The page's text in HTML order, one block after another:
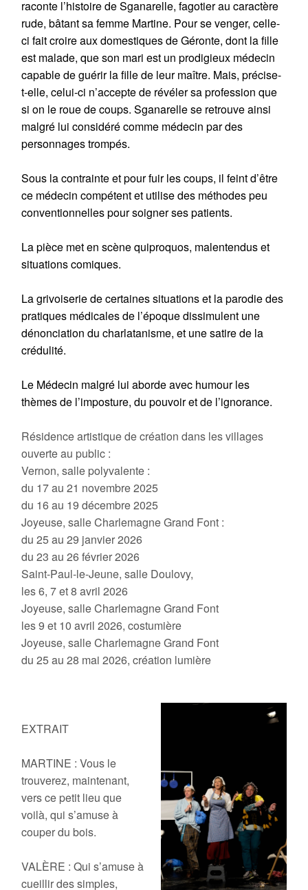
raconte l’histoire de Sganarelle, fagotier au caractère
rude, bâtant sa femme Martine. Pour se venger, celle-
ci fait croire aux domestiques de Géronte, dont la fille
est malade, que son mari est un prodigieux médecin
capable de guérir la fille de leur maître. Mais, précise-
t-elle, celui-ci n’accepte de révéler sa profession que
si on le roue de coups. Sganarelle se retrouve ainsi
malgré lui considéré comme médecin par des
personnages trompés.
Sous la contrainte et pour fuir les coups, il feint d’être
ce médecin compétent et utilise des méthodes peu
conventionnelles pour soigner ses patients.
La pièce met en scène quiproquos, malentendus et
situations comiques.
La grivoiserie de certaines situations et la parodie des
pratiques médicales de l’époque dissimulent une
dénonciation du charlatanisme, et une satire de la
crédulité.
Le Médecin malgré lui aborde avec humour les
thèmes de l’imposture, du pouvoir et de l’ignorance.
Résidence artistique de création dans les villages
ouverte au public :
Vernon, salle polyvalente :
du 17 au 21 novembre 2025
du 16 au 19 décembre 2025
Joyeuse, salle Charlemagne Grand Font :
du 25 au 29 janvier 2026
du 23 au 26 février 2026
Saint-Paul-le-Jeune, salle Doulovy,
les 6, 7 et 8 avril 2026
Joyeuse, salle Charlemagne Grand Font
les 9 et 10 avril 2026, costumière
Joyeuse, salle Charlemagne Grand Font
du 25 au 28 mai 2026, création lumière
EXTRAIT
MARTINE : Vous le
trouverez, maintenant,
vers ce petit lieu que
voilà, qui s’amuse à
couper du bois.
VALÈRE : Qui s’amuse à
cueillir des simples,